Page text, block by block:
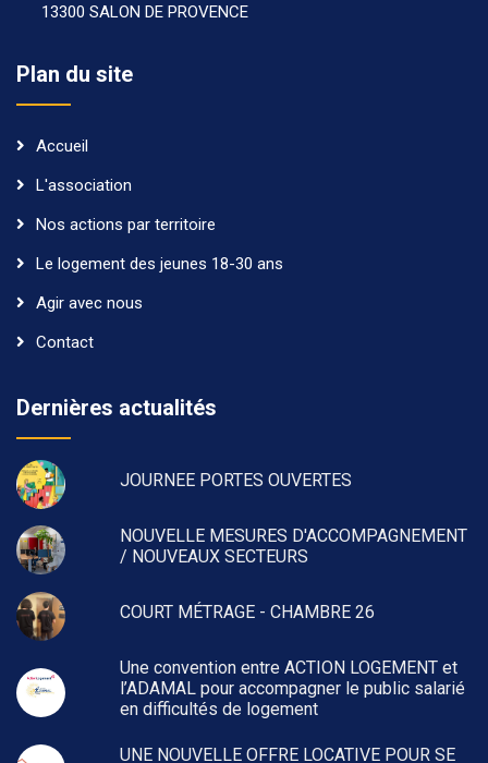
13300 SALON DE PROVENCE
Plan du site
Accueil
L'association
Nos actions par territoire
Le logement des jeunes 18-30 ans
Agir avec nous
Contact
Dernières actualités
JOURNEE PORTES OUVERTES
NOUVELLE MESURES D'ACCOMPAGNEMENT
/ NOUVEAUX SECTEURS
COURT MÉTRAGE - CHAMBRE 26
Une convention entre ACTION LOGEMENT et
l’ADAMAL pour accompagner le public salarié
en difficultés de logement
UNE NOUVELLE OFFRE LOCATIVE POUR SE